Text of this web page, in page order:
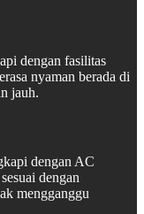
dengan fasilitas
nyaman berada di
jauh.
dengan AC
dengan
mengganggu